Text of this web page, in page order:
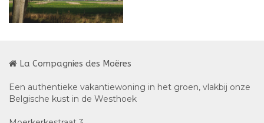
La Compagnies des Moëres
Een authentieke vakantiewoning in het groen, vlakbij onze
Belgische kust in de Westhoek